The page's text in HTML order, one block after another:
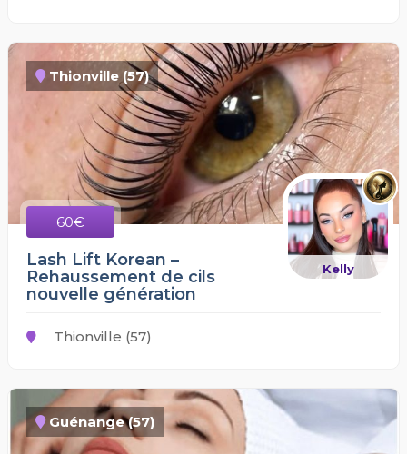
Thionville (57)
60€
Kelly
Lash Lift Korean –
Rehaussement de cils
nouvelle génération
Thionville (57)
Guénange (57)